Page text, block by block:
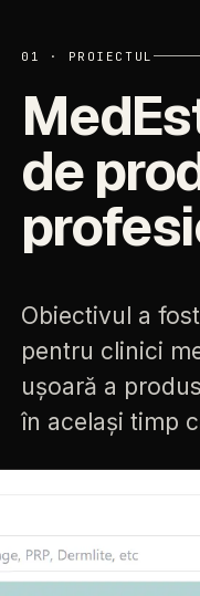
01 · PROIECTUL
de
Obiectivul a fost
pentru clinici
ușoară a
în același timp